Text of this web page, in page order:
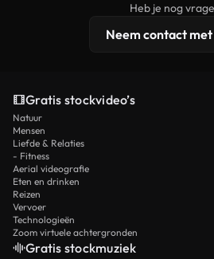
licentiebescherming omvat.
Heb je nog
Neem contact met
Gratis stockvideo’s
Natuur
Mensen
Liefde & Relaties
- Fitness
Aerial videografie
Eten en drinken
Reizen
Vervoer
Technologieën
Zoom virtuele achtergronden
Gratis stockmuziek